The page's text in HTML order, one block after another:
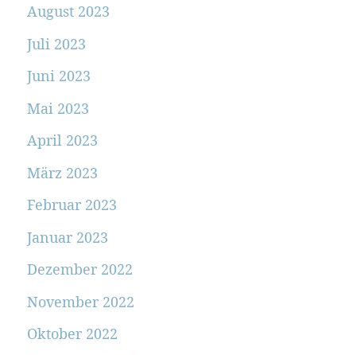
August 2023
Juli 2023
Juni 2023
Mai 2023
April 2023
März 2023
Februar 2023
Januar 2023
Dezember 2022
November 2022
Oktober 2022